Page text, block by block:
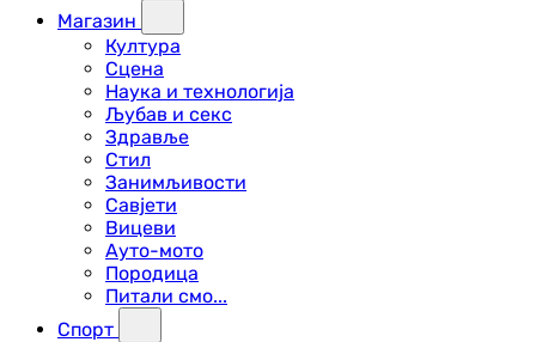
Магазин
Култура
Сцена
Наука и технологија
Љубав и секс
Здравље
Стил
Занимљивости
Савјети
Вицеви
Ауто-мото
Породица
Питали смо...
Спорт